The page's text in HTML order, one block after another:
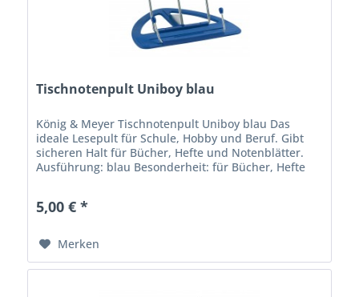
Tischnotenpult Uniboy blau
König & Meyer Tischnotenpult Uniboy blau Das
ideale Lesepult für Schule, Hobby und Beruf. Gibt
sicheren Halt für Bücher, Hefte und Notenblätter.
Ausführung: blau Besonderheit: für Bücher, Hefte
5,00 € *
Merken